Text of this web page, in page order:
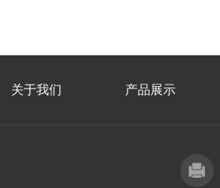
关于我们 产品展示